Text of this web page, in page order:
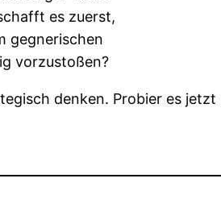
es zuerst,
gegnerischen
vorzustoßen?
denken. Probier es